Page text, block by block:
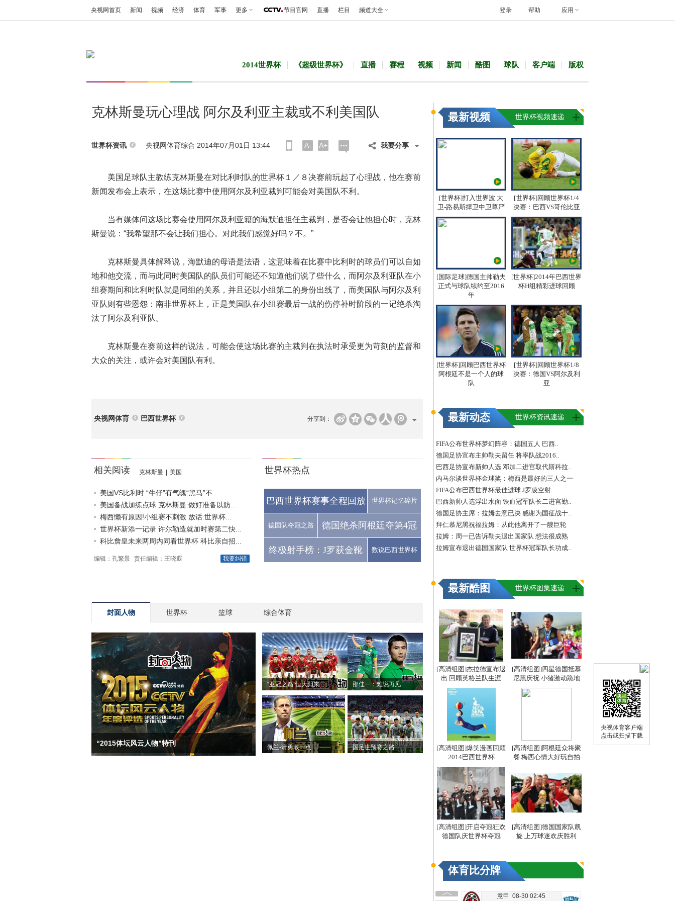
央视体育客户端
点击或扫描下载
央视网首页 新闻 视频 经济 体育 军事 更多 节目官网 直播 栏目 频道大全 帮助 应用
登录
2014世界杯 《超级世界杯》 直播 赛程 视频 新闻 酷图 球队 客户端 版权
克林斯曼玩心理战 阿尔及利亚主裁或不利美国队
世界杯资讯 央视网体育综合 2014年07月01日 13:44 A- A+ 我要分享
美国足球队主教练克林斯曼在对比利时队的世界杯１／８决赛前玩起了心理战，他在赛前
新闻发布会上表示，在这场比赛中使用阿尔及利亚裁判可能会对美国队不利。
当有媒体问这场比赛会使用阿尔及利亚籍的海默迪担任主裁判，是否会让他担心时，克林
斯曼说：“我希望那不会让我们担心。对此我们感觉好吗？不。”
克林斯曼具体解释说，海默迪的母语是法语，这意味着在比赛中比利时的球员们可以自如
地和他交流，而与此同时美国队的队员们可能还不知道他们说了些什么，而阿尔及利亚队在小
组赛期间和比利时队就是同组的关系，并且还以小组第二的身份出线了，而美国队与阿尔及利
亚队则有些恩怨：南非世界杯上，正是美国队在小组赛最后一战的伤停补时阶段的一记绝杀淘
汰了阿尔及利亚队。
克林斯曼在赛前这样的说法，可能会使这场比赛的主裁判在执法时承受更为苛刻的监督和
大众的关注，或许会对美国队有利。
央视网体育 巴西世界杯 分享到：
相关阅读 克林斯曼 美国
美国VS比利时 “牛仔”有气魄“黑马”不...
美国备战加练点球 克林斯曼:做好准备以防...
梅西懒有原因!小组赛不刺激 放话:世界杯...
世界杯新添一记录 许尔勒造就加时赛第二快...
科比詹皇未来两周内同看世界杯 科比亲自招...
我要纠错
编辑：孔繁景 责任编辑：王晓遐
世界杯热点
巴西世界杯赛事全程回放 世界杯记忆碎片
德国队夺冠之路 德国绝杀阿根廷夺第4冠
终极射手榜：J罗获金靴 数说巴西世界杯
封面人物 世界杯 篮球 综合体育
“2015体坛风云人物”特刊
“亚冠之巅”恒大归来 邵佳一：难说再见
佩兰-请勇敢一点 国足世预赛之路
最新视频 世界杯视频速递
[世界杯]打入世界波 大
卫-路易斯捍卫中卫尊严
[世界杯]回顾世界杯1/4
决赛：巴西VS哥伦比亚
[国际足球]德国主帅勒夫
正式与球队续约至2016
年
[世界杯]2014年巴西世界
杯H组精彩进球回顾
[世界杯]回顾巴西世界杯
阿根廷不是一个人的球
队
[世界杯]回顾世界杯1/8
决赛：德国VS阿尔及利
亚
最新动态 世界杯资讯速递
FIFA公布世界杯梦幻阵容：德国五人 巴西..
德国足协宣布主帅勒夫留任 将率队战2016..
巴西足协宣布新帅人选 邓加二进宫取代斯科拉..
内马尔谈世界杯金球奖：梅西是最好的三人之一
FIFA公布巴西世界杯最佳进球 J罗凌空射..
巴西新帅人选浮出水面 铁血冠军队长二进宫勤..
德国足协主席：拉姆去意已决 感谢为国征战十..
拜仁慕尼黑祝福拉姆：从此他离开了一艘巨轮
拉姆：周一已告诉勒夫退出国家队 想法很成熟
拉姆宣布退出德国国家队 世界杯冠军队长功成..
最新酷图 世界杯图集速递
[高清组图]杰拉德宣布退
出 回顾英格兰队生涯
[高清组图]四星德国抵慕
尼黑庆祝 小猪激动跪地
[高清组图]爆笑漫画回顾
2014巴西世界杯
[高清组图]阿根廷众将聚
餐 梅西心情大好玩自拍
[高清组图]开启夺冠狂欢
德国队庆世界杯夺冠
[高清组图]德国国家队凯
旋 上万球迷欢庆胜利
体育比分牌
意甲 08-30 02:45